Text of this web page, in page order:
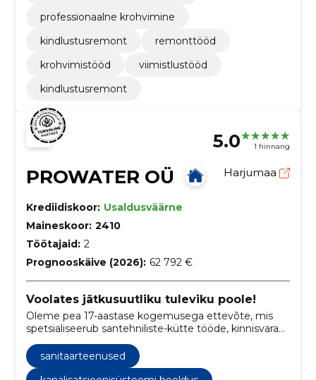
professionaalne krohvimine
kindlustusremont
remonttööd
krohvimistööd
viimistlustööd
kindlustusremont
5.0 1 hinnang
PROWATER OÜ Harjumaa
Krediidiskoor: Usaldusväärne
Maineskoor: 2410
Töötajaid: 2
Prognooskäive (2026): 62 792 €
Voolates jätkusuutliku tuleviku poole!
Oleme pea 17-aastase kogemusega ettevõte, mis
spetsialiseerub santehniliste-kütte tööde, kinnisvara
hoolduse ning sanitaarteenuste valdkonnas.
sanitaarteenused